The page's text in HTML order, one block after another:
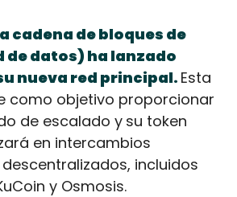
cadena de bloques de
datos) ha lanzado
nueva red principal. Esta
como objetivo proporcionar
de escalado y su token
en intercambios
incluidos
y Osmosis.